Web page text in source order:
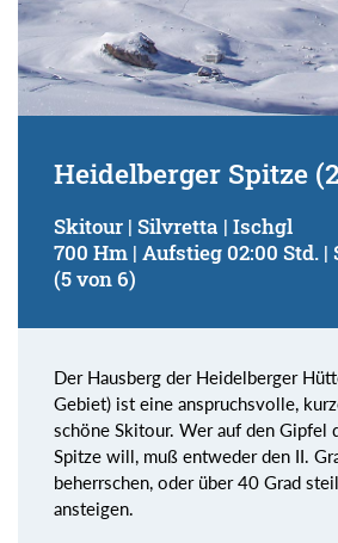
Heidelberger Spitze
Skitour | Silvretta | Ischgl
700 Hm | Aufstieg 02:00 Std.
(5 von 6)
Der Hausberg der Heidelberger
Gebiet) ist eine anspruchsvolle,
schöne Skitour. Wer auf den Gipfel
Spitze will, muß entweder den II.
beherrschen, oder über 40 Grad
ansteigen.